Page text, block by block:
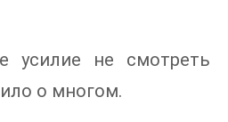
усилие не смотреть
о многом.